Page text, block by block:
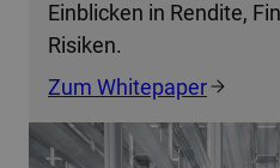
Einblicken in Rendite,
Risiken.
Zum Whitepaper